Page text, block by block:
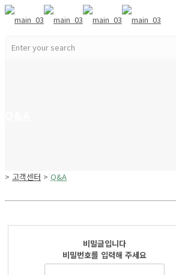
> 고객센터 > Q&A
비밀글입니다
비밀번호를 입력해 주세요